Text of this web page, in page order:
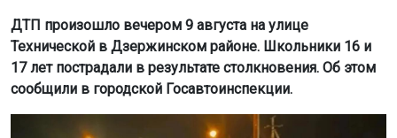
ДТП произошло вечером 9 августа на улице
Технической в Дзержинском районе. Школьники 16 и
17 лет пострадали в результате столкновения. Об этом
сообщили в городской Госавтоинспекции.